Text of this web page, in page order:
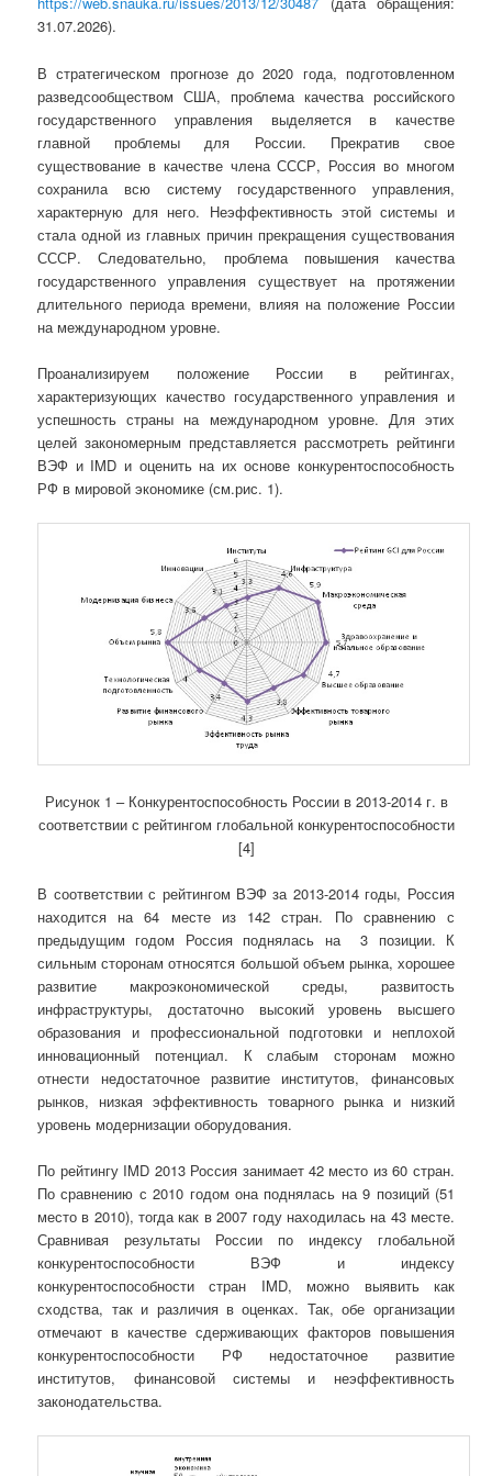
31.07.2026).
В стратегическом прогнозе до 2020 года, подготовленном
разведсообществом США, проблема качества российского
государственного управления выделяется в качестве
главной проблемы для России. Прекратив свое
существование в качестве члена СССР, Россия во многом
сохранила всю систему государственного управления,
характерную для него. Неэффективность этой системы и
стала одной из главных причин прекращения существования
СССР. Следовательно, проблема повышения качества
государственного управления существует на протяжении
длительного периода времени, влияя на положение России
на международном уровне.
Проанализируем положение России в рейтингах,
характеризующих качество государственного управления и
успешность страны на международном уровне. Для этих
целей закономерным представляется рассмотреть рейтинги
ВЭФ и IMD и оценить на их основе конкурентоспособность
РФ в мировой экономике (см.рис. 1).
Рисунок 1 – Конкурентоспособность России в 2013-2014 г. в
соответствии с рейтингом глобальной конкурентоспособности
[4]
В соответствии с рейтингом ВЭФ за 2013-2014 годы, Россия
находится на 64 месте из 142 стран. По сравнению с
предыдущим годом Россия поднялась на 3 позиции. К
сильным сторонам относятся большой объем рынка, хорошее
развитие макроэкономической среды, развитость
инфраструктуры, достаточно высокий уровень высшего
образования и профессиональной подготовки и неплохой
инновационный потенциал. К слабым сторонам можно
отнести недостаточное развитие институтов, финансовых
рынков, низкая эффективность товарного рынка и низкий
уровень модернизации оборудования.
По рейтингу IMD 2013 Россия занимает 42 место из 60 стран.
По сравнению с 2010 годом она поднялась на 9 позиций (51
место в 2010), тогда как в 2007 году находилась на 43 месте.
Сравнивая результаты России по индексу глобальной
конкурентоспособности ВЭФ и индексу
конкурентоспособности стран IMD, можно выявить как
сходства, так и различия в оценках. Так, обе организации
отмечают в качестве сдерживающих факторов повышения
конкурентоспособности РФ недостаточное развитие
институтов, финансовой системы и неэффективность
законодательства.